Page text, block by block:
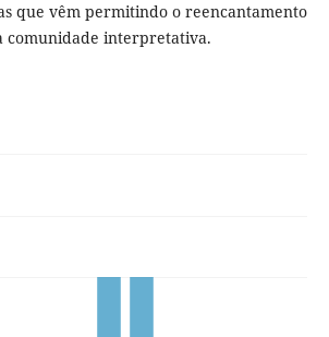
que vêm permitindo o reencantamento
comunidade interpretativa.